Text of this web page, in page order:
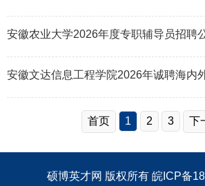
安徽农业大学2026年度专职辅导员招聘
安徽文达信息工程学院2026年诚聘海内
首页 1 2 3 下
硕博英才网 版权所有 皖ICP备